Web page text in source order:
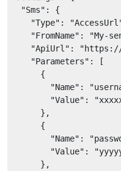
"Sms" : {
"Type" :
"FromName" : "My-
"ApiUrl" : "https://
"Parameters" : [
      {
"Name" :
"Value" :
      },
      {
"Name" :
"Value" :
      },